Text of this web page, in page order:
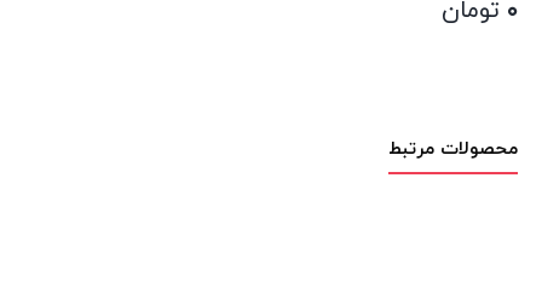
۰ تومان
محصولات مرتبط